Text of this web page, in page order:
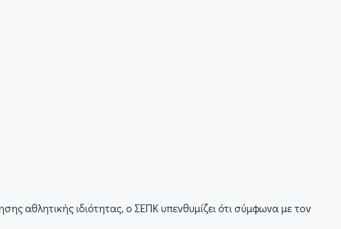
αθλητικής ιδιότητας, ο ΣΕΠΚ υπενθυμίζει ότι σύμφωνα με τον